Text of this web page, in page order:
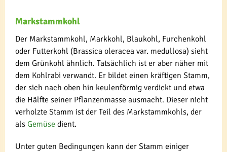
Markstammkohl
Der Markstammkohl, Markkohl, Blaukohl, Furchenkohl
oder Futterkohl (Brassica oleracea var. medullosa) sieht
dem Grünkohl ähnlich. Tatsächlich ist er aber näher mit
dem Kohlrabi verwandt. Er bildet einen kräftigen Stamm,
der sich nach oben hin keulenförmig verdickt und etwa
die Hälfte seiner Pflanzenmasse ausmacht. Dieser nicht
verholzte Stamm ist der Teil des Markstammkohls, der
als Gemüse dient.
Unter guten Bedingungen kann der Stamm einiger